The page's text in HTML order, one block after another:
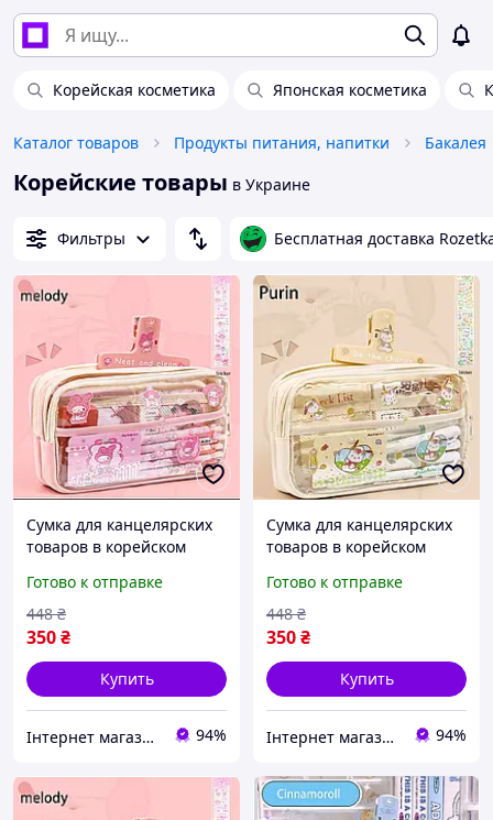
Корейская косметика Японская косметика
Каталог товаров Продукты питания, напитки Бакалея
Корейские товары в Украине
Фильтры Бесплатная доставка
Сумка для канцелярских
товаров в корейском
держатель для
карандашей, простой
пенал, школьный прила
Готово к отправке
350₴
448 ₴
Купить
Інтернет магазин KupiPartu 94%
Сумка для канцелярских
товаров в корейском
держатель для
карандашей, простой
пенал, школьный прила
Готово к отправке
350₴
448 ₴
Купить
Інтернет магазин KupiPartu 94%